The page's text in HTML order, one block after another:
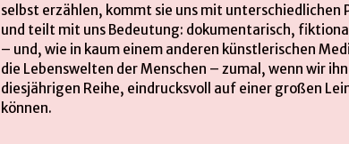
selbst erzählen, kommt sie uns mit unterschiedlichen
und teilt mit uns Bedeutung: dokumentarisch,
– und, wie in kaum einem anderen künstlerischen
die Lebenswelten der Menschen – zumal, wenn wir
diesjährigen Reihe, eindrucksvoll auf einer großen
können.